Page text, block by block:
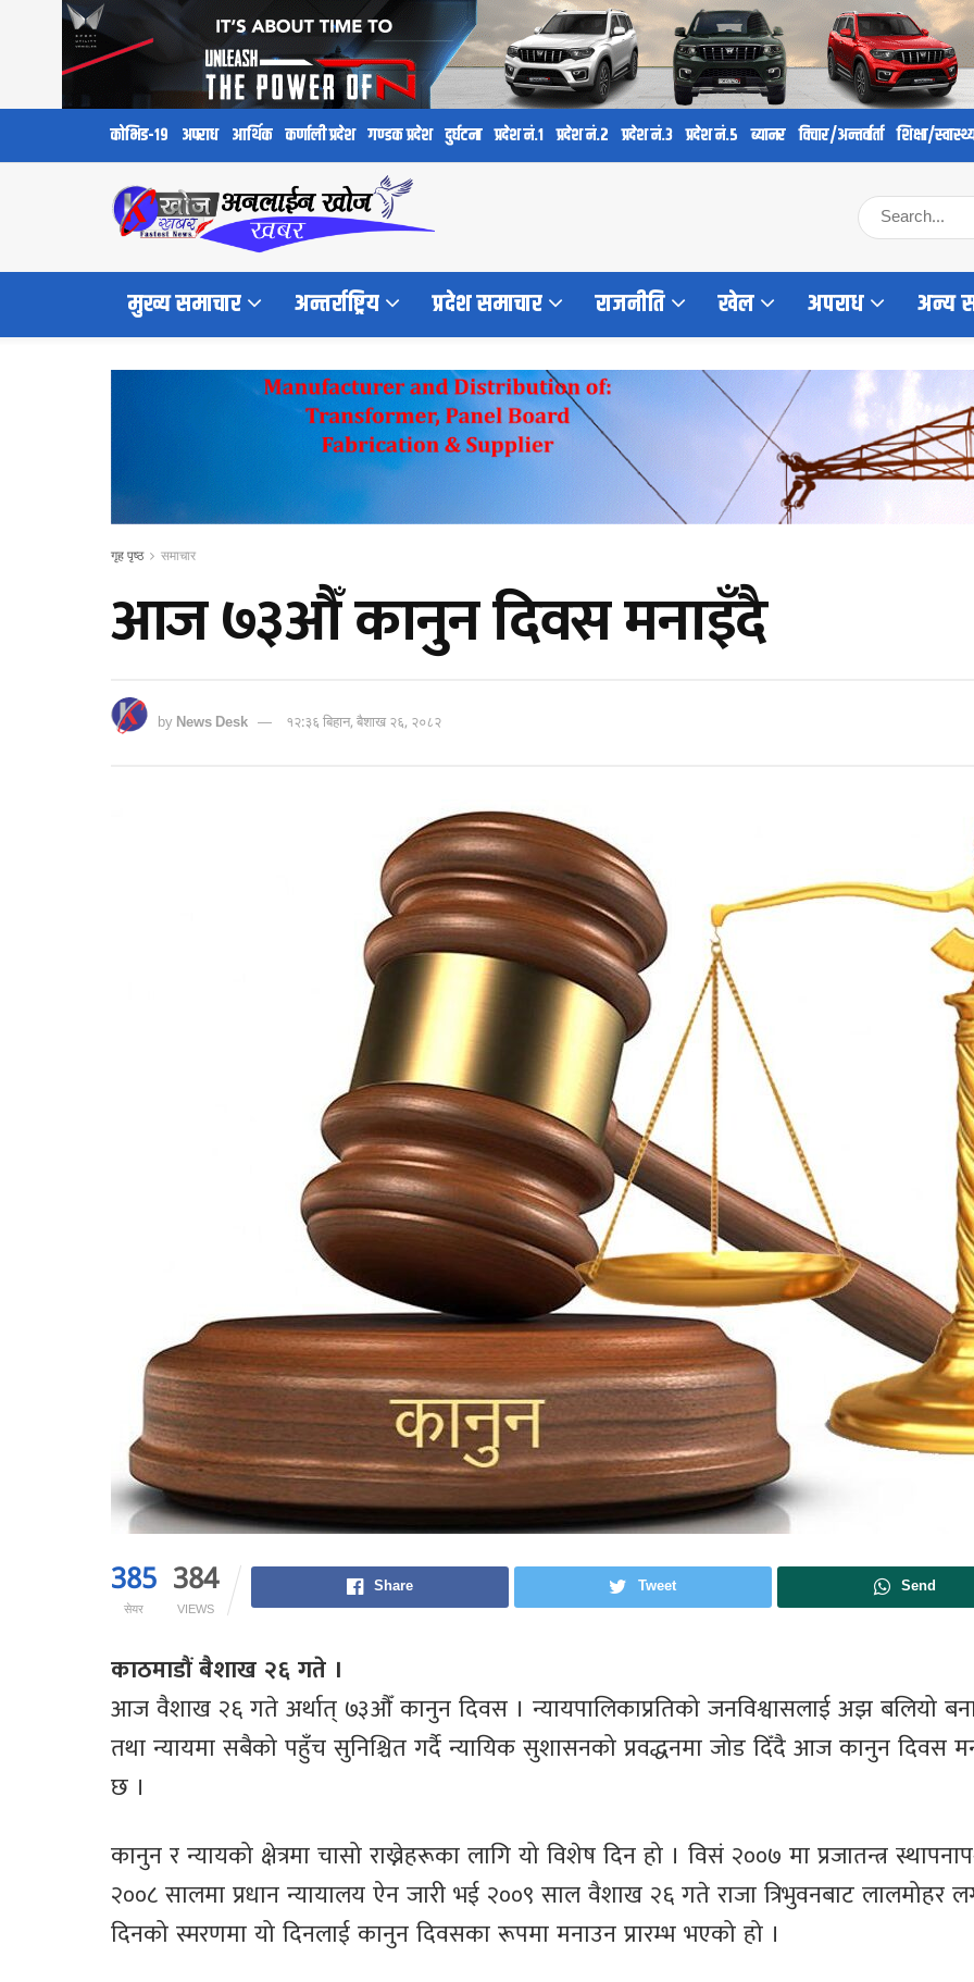
कोभिड-१९ अपराध आर्थिक कर्णाली प्रदेश गण्डक प्रदेश दुर्घटना प्रदेश नं.१ प्रदेश नं.२ प्रदेश नं.३ प्रदेश नं.५ ब्यानर विचार/अन्तर्वार्ता शिक्षा/
मुख्य समाचार अन्तर्राष्ट्रिय प्रदेश समाचार राजनीति खेल अपराध अन्य
गृह पृष्ठ समाचार
आज ७३औँ कानुन दिवस मनाइँदै
byNews Desk १२:३६ बिहान, बैशाख २६, २०८२
385
सेयर
384
VIEWS
Share Tweet Send
काठमाडौं बैशाख २६ गते ।
आज वैशाख २६ गते अर्थात् ७३औँ कानुन दिवस । न्यायपालिकाप्रतिको जनविश्वासलाई अझ बलियो
तथा न्यायमा सबैको पहुँच सुनिश्चित गर्दै न्यायिक सुशासनको प्रवद्धनमा जोड दिँदै आज कानुन दिवस
छ ।
कानुन र न्यायको क्षेत्रमा चासो राख्नेहरूका लागि यो विशेष दिन हो । विसं २००७ मा प्रजातन्त्र
२००८ सालमा प्रधान न्यायालय ऐन जारी भई २००९ साल वैशाख २६ गते राजा त्रिभुवनबाट लालमोहर
दिनको स्मरणमा यो दिनलाई कानुन दिवसका रूपमा मनाउन प्रारम्भ भएको हो ।